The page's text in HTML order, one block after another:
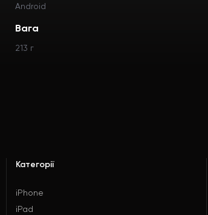
Android
Вага
213 г
Категорії
iPhone
iPad